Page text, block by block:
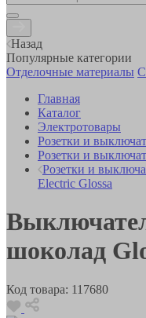
Назад
Популярные категории
Отделочные материалы
Главная
Каталог
Электротовары
Розетки и
Розетки и
Розетки и
Electric Glossa
шоколад
Код товара: 117680